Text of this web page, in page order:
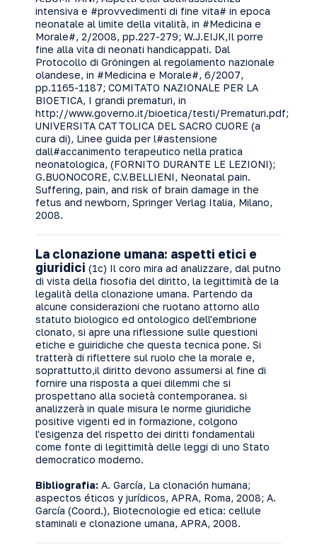
intensiva e #provvedimenti di fine vita# in epoca
neonatale al limite della vitalità, in #Medicina e
Morale#, 2/2008, pp.227-279; W.J.EIJK,Il porre
fine alla vita di neonati handicappati. Dal
Protocollo di Gröningen al regolamento nazionale
olandese, in #Medicina e Morale#, 6/2007,
pp.1165-1187; COMITATO NAZIONALE PER LA
BIOETICA, I grandi prematuri, in
http://www.governo.it/bioetica/testi/Prematuri.pdf;
UNIVERSITA CATTOLICA DEL SACRO CUORE (a
cura di), Linee guida per l#astensione
dall#accanimento terapeutico nella pratica
neonatologica, (FORNITO DURANTE LE LEZIONI);
G.BUONOCORE, C.V.BELLIENI, Neonatal pain.
Suffering, pain, and risk of brain damage in the
fetus and newborn, Springer Verlag Italia, Milano,
2008.
La clonazione umana: aspetti etici e
giuridici (1c) Il coro mira ad analizzare, dal putno
di vista della fiosofia del diritto, la legittimità de la
legalità della clonazione umana. Partendo da
alcune considerazioni che ruotano attorno allo
statuto biologico ed ontologico dell'embrione
clonato, si apre una riflessione sulle questioni
etiche e guiridiche che questa tecnica pone. Si
tratterà di riflettere sul ruolo che la morale e,
soprattutto,il diritto devono assumersi al fine di
fornire una risposta a quei dilemmi che si
prospettano alla società contemporanea. si
analizzerà in quale misura le norme giuridiche
positive vigenti ed in formazione, colgono
l'esigenza del rispetto dei diritti fondamentali
come fonte di legittimità delle leggi di uno Stato
democratico moderno.
Bibliografia: A. García, La clonación humana;
aspectos éticos y jurídicos, APRA, Roma, 2008; A.
García (Coord.), Biotecnologie ed etica: cellule
staminali e clonazione umana, APRA, 2008.